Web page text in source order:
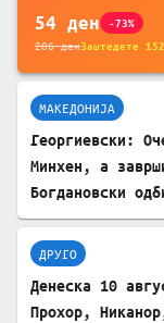
54 ден -73%
206денЗаштедете
МАКЕДОНИЈА
Георгиевски:
Минхен, а
Богдановски
ДРУГО
Денеска 10
Прохор,